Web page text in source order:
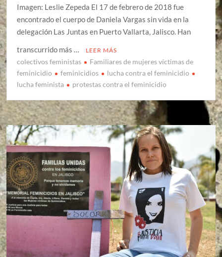
Imagen: Leslie Zepeda El 17 de febrero de 2018 fue
encontrado el cuerpo de Daniela Vargas sin vida en la
delegación Las Juntas en Puerto Vallarta, Jalisco. Han
transcurrido más …
LEER MÁS
colectivos feministas
Familiares de mujeres víctimas de
feminicidio
feminicidios
lucha contra el feminicidio
lucha feminista
protestas contra el feminicidio